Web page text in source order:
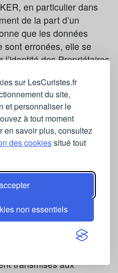
sur LesCuristes.fr
du site,
et personnaliser le
à tout moment
en savoir plus, consultez
des cookiessitué tout
non essentiels
en particulier dans
de la part d’un
que les données
sont erronées, elle se
des Propriétaires
d’une
propriété. Le cas
à fournir dans les
BROMAKER (et dans
par celui-ci) la
reconnaît que le
telle demande
présentes Conditions
se conformera aux
1978 relative à
et aux libertés. Le
ses coordonnées, en
transmises aux